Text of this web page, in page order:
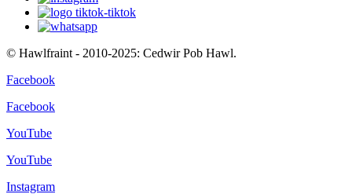
© Hawlfraint - 2010-2025: Cedwir Pob Hawl.
Facebook
Facebook
YouTube
YouTube
Instagram